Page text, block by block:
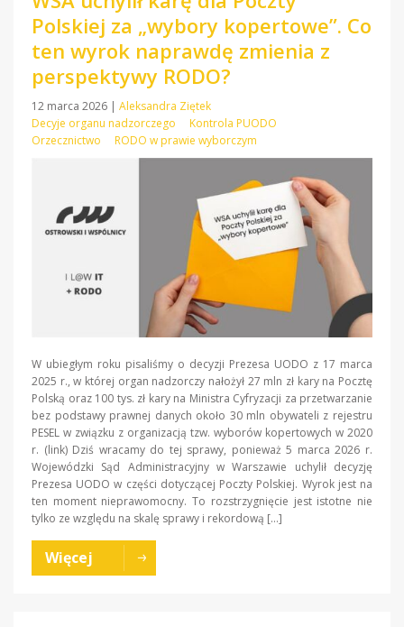
Polskiej za „wybory kopertowe”. Co
ten wyrok naprawdę zmienia z
perspektywy RODO?
12 marca 2026 | Aleksandra Ziętek
Decyje organu nadzorczego
Kontrola PUODO
Orzecznictwo
RODO w prawie wyborczym
W ubiegłym roku pisaliśmy o decyzji Prezesa UODO z 17 marca
2025 r., w której organ nadzorczy nałożył 27 mln zł kary na Pocztę
Polską oraz 100 tys. zł kary na Ministra Cyfryzacji za przetwarzanie
bez podstawy prawnej danych około 30 mln obywateli z rejestru
PESEL w związku z organizacją tzw. wyborów kopertowych w 2020
r. (link) Dziś wracamy do tej sprawy, ponieważ 5 marca 2026 r.
Wojewódzki Sąd Administracyjny w Warszawie uchylił decyzję
Prezesa UODO w części dotyczącej Poczty Polskiej. Wyrok jest na
ten moment nieprawomocny. To rozstrzygnięcie jest istotne nie
tylko ze względu na skalę sprawy i rekordową […]
Więcej